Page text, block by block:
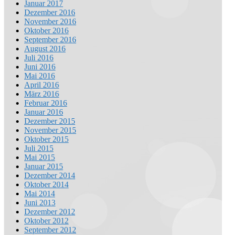
Januar 2017
Dezember 2016
November 2016
Oktober 2016
September 2016
August 2016
Juli 2016
Juni 2016
Mai 2016
April 2016
März 2016
Februar 2016
Januar 2016
Dezember 2015
November 2015
Oktober 2015
Juli 2015
Mai 2015
Januar 2015
Dezember 2014
Oktober 2014
Mai 2014
Juni 2013
Dezember 2012
Oktober 2012
September 2012